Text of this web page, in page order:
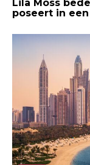
Lila Moss
poseert in